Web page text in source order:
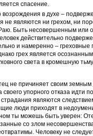
спасение.
возрождения в духе –
являются ни грехом, ни
Быть несовершенным или
действительно
и намеренно –
грех является
света в кромешную
не причиняет своим
упорного отказа идти
являются
люди приходят в
ты можешь быть уверен:
со злом
Человеку не